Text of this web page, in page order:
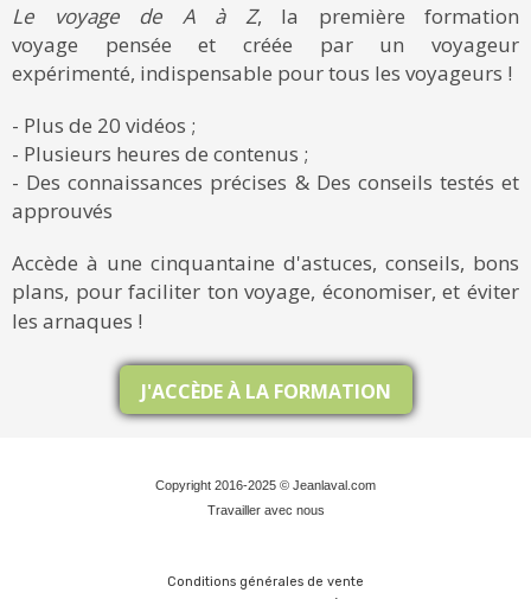
Le voyage de A à Z, la première formation
voyage pensée et créée par un voyageur
expérimenté, indispensable pour tous les voyageurs !
- Plus de 20 vidéos ;
- Plusieurs heures de contenus ;
- Des connaissances précises & Des conseils testés et
approuvés
Accède à une cinquantaine d'astuces, conseils, bons
plans, pour faciliter ton voyage, économiser, et éviter
les arnaques !
J'ACCÈDE À LA FORMATION
Copyright 2016-2025 © Jeanlaval.com
Travailler avec nous
Conditions générales de vente